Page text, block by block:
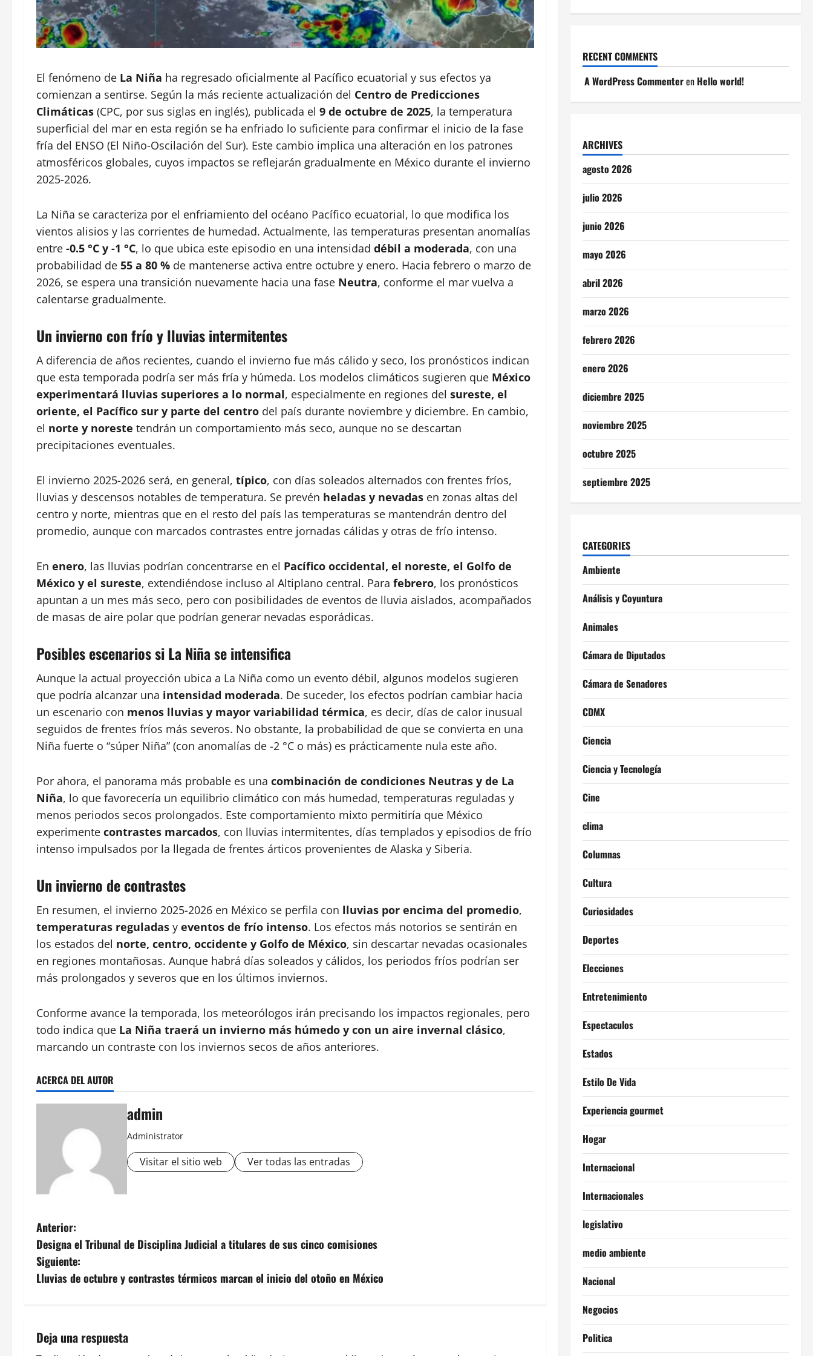
El fenómeno de La Niña ha regresado oficialmente al Pacífico ecuatorial y sus efectos ya
comienzan a sentirse. Según la más reciente actualización del Centro de Predicciones
Climáticas (CPC, por sus siglas en inglés), publicada el 9 de octubre de 2025, la temperatura
superficial del mar en esta región se ha enfriado lo suficiente para confirmar el inicio de la fase
fría del ENSO (El Niño-Oscilación del Sur). Este cambio implica una alteración en los patrones
atmosféricos globales, cuyos impactos se reflejarán gradualmente en México durante el invierno
2025-2026.
La Niña se caracteriza por el enfriamiento del océano Pacífico ecuatorial, lo que modifica los
vientos alisios y las corrientes de humedad. Actualmente, las temperaturas presentan anomalías
entre -0.5 °C y -1 °C, lo que ubica este episodio en una intensidad débil a moderada, con una
probabilidad de 55 a 80 % de mantenerse activa entre octubre y enero. Hacia febrero o marzo de
2026, se espera una transición nuevamente hacia una fase Neutra, conforme el mar vuelva a
calentarse gradualmente.
Un invierno con frío y lluvias intermitentes
A diferencia de años recientes, cuando el invierno fue más cálido y seco, los pronósticos indican
que esta temporada podría ser más fría y húmeda. Los modelos climáticos sugieren que México
experimentará lluvias superiores a lo normal, especialmente en regiones del sureste, el
oriente, el Pacífico sur y parte del centro del país durante noviembre y diciembre. En cambio,
el norte y noreste tendrán un comportamiento más seco, aunque no se descartan
precipitaciones eventuales.
El invierno 2025-2026 será, en general, típico, con días soleados alternados con frentes fríos,
lluvias y descensos notables de temperatura. Se prevén heladas y nevadas en zonas altas del
centro y norte, mientras que en el resto del país las temperaturas se mantendrán dentro del
promedio, aunque con marcados contrastes entre jornadas cálidas y otras de frío intenso.
En enero, las lluvias podrían concentrarse en el Pacífico occidental, el noreste, el Golfo de
México y el sureste, extendiéndose incluso al Altiplano central. Para febrero, los pronósticos
apuntan a un mes más seco, pero con posibilidades de eventos de lluvia aislados, acompañados
de masas de aire polar que podrían generar nevadas esporádicas.
Posibles escenarios si La Niña se intensifica
Aunque la actual proyección ubica a La Niña como un evento débil, algunos modelos sugieren
que podría alcanzar una intensidad moderada. De suceder, los efectos podrían cambiar hacia
un escenario con menos lluvias y mayor variabilidad térmica, es decir, días de calor inusual
seguidos de frentes fríos más severos. No obstante, la probabilidad de que se convierta en una
Niña fuerte o “súper Niña” (con anomalías de -2 °C o más) es prácticamente nula este año.
Por ahora, el panorama más probable es una combinación de condiciones Neutras y de La
Niña, lo que favorecería un equilibrio climático con más humedad, temperaturas reguladas y
menos periodos secos prolongados. Este comportamiento mixto permitiría que México
experimente contrastes marcados, con lluvias intermitentes, días templados y episodios de frío
intenso impulsados por la llegada de frentes árticos provenientes de Alaska y Siberia.
Un invierno de contrastes
En resumen, el invierno 2025-2026 en México se perfila con lluvias por encima del promedio,
temperaturas reguladas y eventos de frío intenso. Los efectos más notorios se sentirán en
los estados del norte, centro, occidente y Golfo de México, sin descartar nevadas ocasionales
en regiones montañosas. Aunque habrá días soleados y cálidos, los periodos fríos podrían ser
más prolongados y severos que en los últimos inviernos.
Conforme avance la temporada, los meteorólogos irán precisando los impactos regionales, pero
todo indica que La Niña traerá un invierno más húmedo y con un aire invernal clásico,
marcando un contraste con los inviernos secos de años anteriores.
ACERCA DEL AUTOR
admin
Administrator
Visitar el sitio web Ver todas las entradas
N
a
v
g
Anterior:
Designa el Tribunal de Disciplina Judicial a titulares de sus cinco comisiones
Siguiente:
Lluvias de octubre y contrastes térmicos marcan el inicio del otoño en México
Deja una respuesta
RECENT COMMENTS
A WordPress Commenteren Hello world!
ARCHIVES
agosto 2026
julio 2026
junio 2026
mayo 2026
abril 2026
marzo 2026
febrero 2026
enero 2026
diciembre 2025
noviembre 2025
octubre 2025
septiembre 2025
CATEGORIES
Ambiente
Análisis y Coyuntura
Animales
Cámara de Diputados
Cámara de Senadores
CDMX
Ciencia
Ciencia y Tecnología
Cine
clima
Columnas
Cultura
Curiosidades
Deportes
Elecciones
Entretenimiento
Espectaculos
Estados
Estilo De Vida
Experiencia gourmet
Hogar
Internacional
Internacionales
legislativo
medio ambiente
Nacional
Negocios
Politica